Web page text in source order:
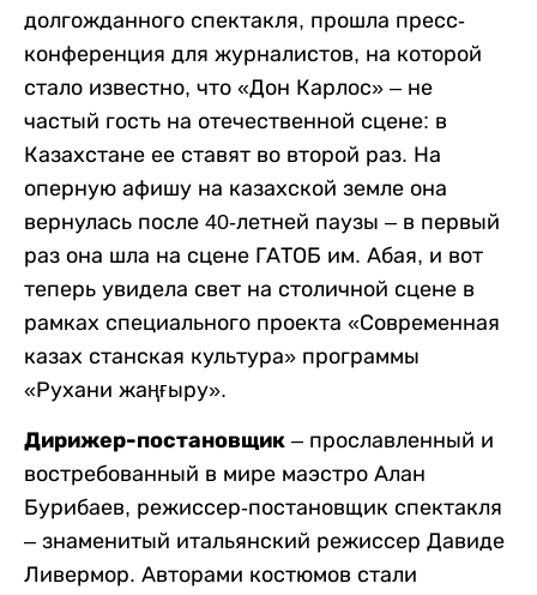
долгожданного спектакля, прошла пресс-
конференция для журналистов, на которой
стало известно, что «Дон Карлос» – не
частый гость на отечественной сцене: в
Казахстане ее ставят во второй раз. На
оперную афишу на казахской земле она
вернулась после 40-летней паузы – в первый
раз она шла на сцене ГАТОБ им. Абая, и вот
теперь увидела свет на столичной сцене в
рамках специального проекта «Современная
казах станская культура» программы
«Рухани жаңғыру».
Дирижер-постановщик – прославленный и
востребованный в мире маэстро Алан
Бурибаев, режиссер-постановщик спектакля
– знаменитый итальянский режиссер Давиде
Ливермор. Авторами костюмов стали